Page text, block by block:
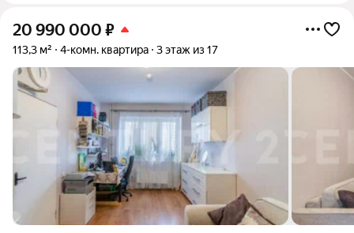
20 990 000 ₽
113,3 м² 4-комн. квартира 3 этаж из 17